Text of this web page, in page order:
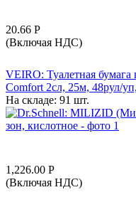
20.66 Р
(Включая НДС)
VEIRO: Туалетная бумага
Comfort 2сл, 25м, 48рул/
На складе: 91 шт.
1,226.00 Р
(Включая НДС)